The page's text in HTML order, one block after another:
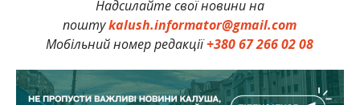
Надсилайте свої новини на
поштуkalush.informator@gmail.com
Мобільний номер редакції+380 67 266 02 08